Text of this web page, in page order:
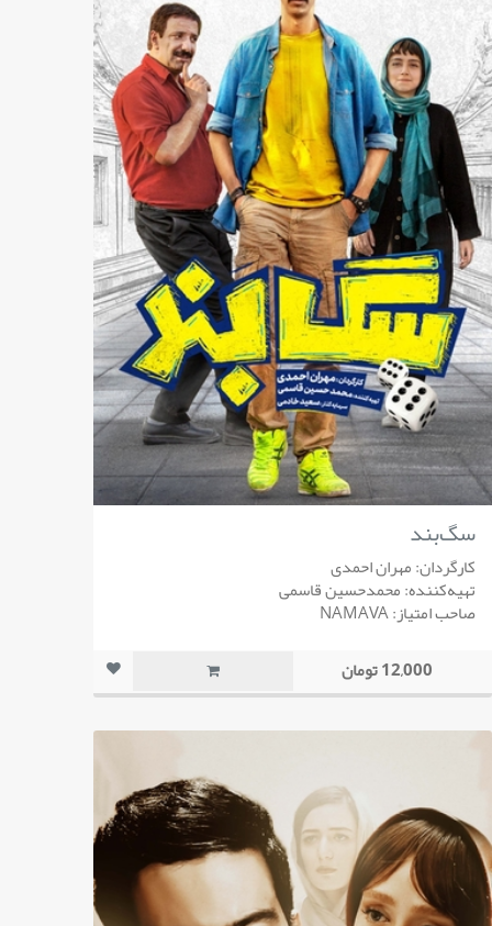
سگ‌بند
کارگردان: مهران احمدی
تهیه‌کننده: محمدحسین قاسمی
صاحب امتیاز: NAMAVA
12,000 تومان